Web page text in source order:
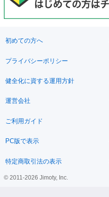
初めての方へ
プライバシーポリシー
健全化に資する運用方針
運営会社
ご利用ガイド
PC版で表示
特定商取引法の表示
© 2011-2026 Jimoty, Inc.